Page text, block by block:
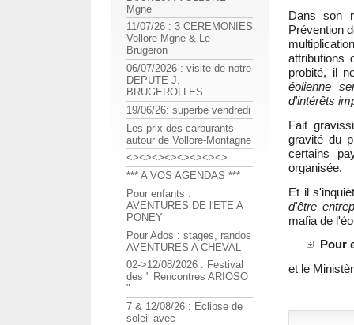
Dans son
Prévention
attributions
probité, il
éolienne
d'intérêts
Fait
gravité du
certains
organisée.
Et il
d'être
mafia de
Pour
et le
Mgne
11/07/26 : 3 CEREMONIES
Vollore-Mgne & Le
Brugeron
06/07/2026 : visite de notre
DEPUTE J.
BRUGEROLLES
19/06/26: superbe vendredi
Les prix des carburants
autour de Vollore-Montagne
<><><><><><><><>
*** A VOS AGENDAS ***
Pour enfants :
AVENTURES DE l'ETE A
PONEY
Pour Ados : stages, randos
AVENTURES A CHEVAL
02->12/08/2026 : Festival
des " Rencontres ARIOSO
"
7 & 12/08/26 : Eclipse de
soleil avec